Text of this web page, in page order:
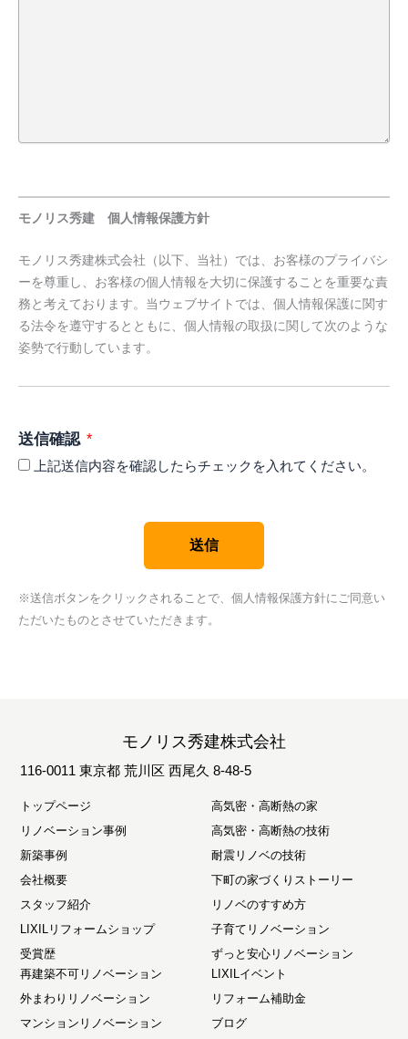
モノリス秀建 個人情報保護方針
モノリス秀建株式会社（以下、当社）では、お客様のプライバシ
ーを尊重し、お客様の個人情報を大切に保護することを重要な責
務と考えております。当ウェブサイトでは、個人情報保護に関す
る法令を遵守するとともに、個人情報の取扱に関して次のような
姿勢で行動しています。
［個人情報の定義］​
ます。
a.当該情報に含まれる氏名、住所、生年月日、性別、職業、電話
b.その情報のみでは特定の個人を識別できないが、他の情報と容
易に照合することができ、この照合により特定の個人を識別でき
c.個人識別符号（個人情報の保護に関する法律（以下、「個人情
より情報（商品案内など）をご提供するため。
b.各種キャンペーン等のお知らせをお客様にお届けするため。
d.お客様に当社からご購入いただいた商品、及び施工させていた
だいた工事のアフターサービス、メンテナンス、定期点検を行う
ため。
e.お客様の個人情報の集計、分析を行い、個人が識別、特定でき
ないように加工した統計資料を作成し、新規サービスの開発等を
［個人情報の第三者への開示・提供の禁止］​
お客様からのご提供頂いた個人情報は、お客様のご了承がない限
り収集した個人情報を第三者に提供いたしません。当社以外の企
業／団体から皆様に有益と思われる情報のお届けを代行する場合
送信確認
上記送信内容を確認したらチェックを入れてください。
送信
※送信ボタンをクリックされることで、個人情報保護方針にご同意い
ただいたものとさせていただきます。
モノリス秀建株式会社
116-0011 東京都 荒川区 西尾久 8-48-5
トップページ
リノベーション事例
新築事例
会社概要
スタッフ紹介
LIXILリフォームショップ
受賞歴
高気密・高断熱の家
高気密・高断熱の技術
耐震リノベの技術
下町の家づくりストーリー
リノベのすすめ方
子育てリノベーション
ずっと安心リノベーション
再建築不可リノベーション
外まわりリノベーション
マンションリノベーション
LIXILイベント
リフォーム補助金
ブログ